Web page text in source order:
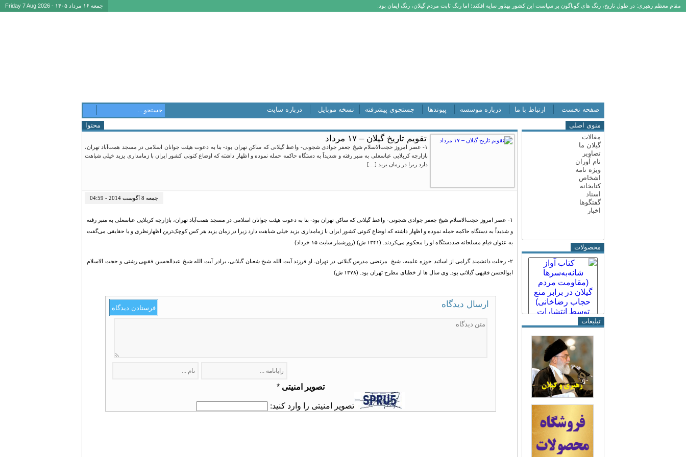
مقام معظم رهبری: در طول تاریخ، رنگ های گوناگون بر سیاست این کشور پهناور سایه افکند؛ اما رنگ ثابت مردم گیلان، رنگ ایمان بود. جمعه ۱۶ مرداد ۱۴۰۵ - Friday 7 Aug 2026
صفحه نخست ارتباط با ما درباره موسسه پیوندها جستجوی پیشرفته نسخه موبایل درباره سایت
منوی اصلی
مقالات
گیلان ما
تصاویر
نام آوران
ویژه نامه
اشخاص
کتابخانه
اسناد
گفتگوها
اخبار
محصولات
تبلیغات
محتوا
تقویم تاریخ گیلان – ۱۷ مرداد
۱- عصر امروز حجت‌الاسلام شیخ جعفر جوادی شجونی- واعظ گیلانی که ساکن تهران بود- بنا به دعوت هیئت جوانان اسلامی در مسجد همت‌آباد تهران،
بازارچه کربلایی عباسعلی به منبر رفته و شدیداً به دستگاه حاکمه حمله نموده و اظهار داشته که اوضاع کنونی کشور ایران با زمامداری یزید خیلی شباهت
دارد زیرا در زمان یزید […]
جمعه 8 آگوست 2014 - 04:59
۱- عصر امروز حجت‌الاسلام شیخ جعفر جوادی شجونی- واعظ گیلانی که ساکن تهران بود- بنا به دعوت هیئت جوانان اسلامی در مسجد همت‌آباد تهران، بازارچه کربلایی عباسعلی به منبر رفته
و شدیداً به دستگاه حاکمه حمله نموده و اظهار داشته که اوضاع کنونی کشور ایران با زمامداری یزید خیلی شباهت دارد زیرا در زمان یزید هر کس کوچک‌ترین اظهارنظری و یا حقایقی می‌گفت
به عنوان قیام مسلحانه ضددستگاه او را محکوم می‌کردند. (۱۳۴۱ ش) (روزشمار سایت ۱۵ خرداد)
۲- رحلت دانشمند گرامی از اساتید حوزه علمیه، شیخ مرتضی مدرس گیلانی در تهران. او فرزند آیت الله شیخ شعبان گیلانی، برادر آیت الله شیخ عبدالحسین فقیهی رشتی و حجت الاسلام
ابوالحسن فقیهی گیلانی بود. وی سال ها از خطبای مطرح تهران بود. (۱۳۷۸ ش)
فرستادن دیدگاه ارسال دیدگاه
تصویر امنیتی *
تصویر امنیتی را وارد کنید: